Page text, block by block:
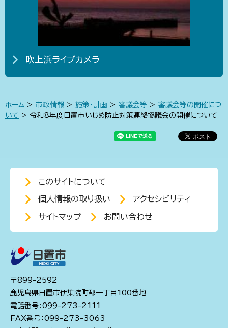
吹上浜ライブカメラ
ホーム > 市政情報 > 施策・計画 > 審議会等 > 審議会等の開催につ
いて > 令和8年度日置市いじめ防止対策連絡協議会の開催について
このサイトについて
個人情報の取り扱い アクセシビリティ
サイトマップ お問い合わせ
〒899-2592
鹿児島県日置市伊集院町郡一丁目100番地
電話番号：099-273-2111
FAX番号：099-273-3063